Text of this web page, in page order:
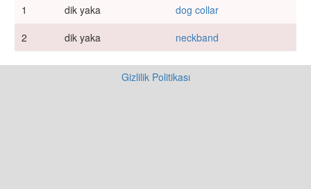
1
dik yaka
dog collar
2
dik yaka neckband
Gizlilik Politikası